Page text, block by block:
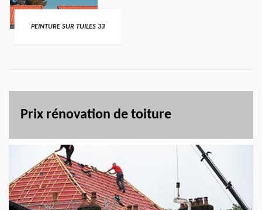
PEINTURE SUR TUILES 33
Prix rénovation de toiture